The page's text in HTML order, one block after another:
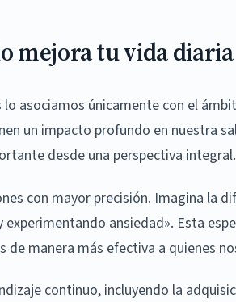
mejora tu vida diaria
asociamos únicamente con el
un impacto profundo en nuestra
desde una perspectiva integral.
con mayor precisión. Imagina la
ansiedad». Esta
manera más efectiva a quienes
continuo, incluyendo la